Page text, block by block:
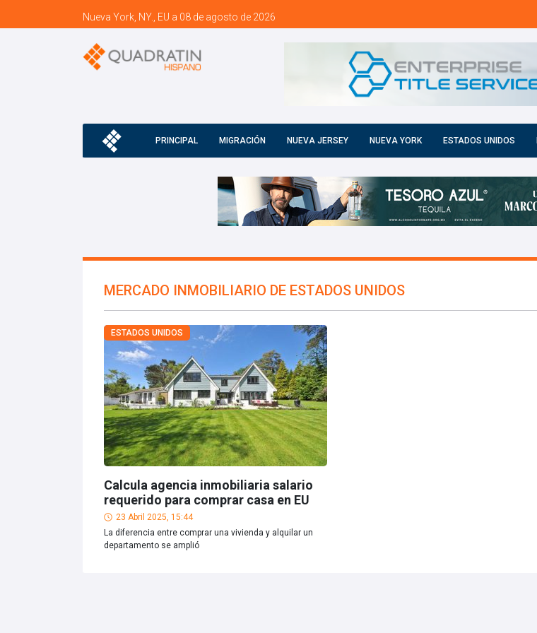
Nueva York, NY., EU a 08 de agosto de 2026
PRINCIPAL MIGRACIÓN NUEVA JERSEY NUEVA YORK ESTADOS UNIDOS
MERCADO INMOBILIARIO DE ESTADOS UNIDOS
ESTADOS UNIDOS
Calcula agencia inmobiliaria salario
requerido para comprar casa en EU
23 Abril 2025, 15:44
La diferencia entre comprar una vivienda y alquilar un
departamento se amplió